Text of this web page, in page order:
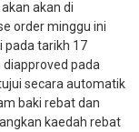
akan di
order minggu ini
pada tarikh 17
pada
secara automatik
baki rebat dan
kaedah rebat